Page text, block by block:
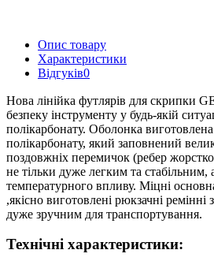
Опис товару
Характеристики
Відгуків0
Нова лінійка футлярів для скрипки
безпеку інструменту у будь-якій
полікарбонату. Оболонка виготовлена
полікарбонату, який заповнений
поздовжніх перемичок (ребер
не тільки дуже легким та
температурного впливу. Міцні
,якісно виготовлені рюкзачні
дуже зручним для транспортування.
Технічні характеристики: